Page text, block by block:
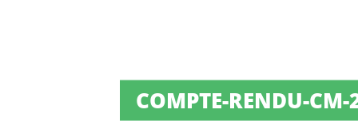
COMPTE-RENDU-CM-